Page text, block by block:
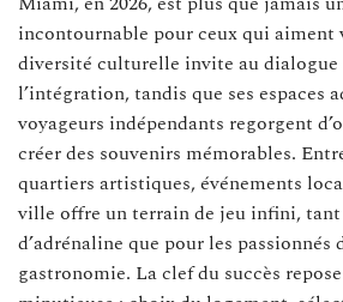
incontournable pour ceux qui aiment
diversité culturelle invite au
l’intégration, tandis que ses espaces
voyageurs indépendants regorgent
créer des souvenirs mémorables.
quartiers artistiques, événements
ville offre un terrain de jeu infini, tant
d’adrénaline que pour les passionnés
gastronomie. La clef du succès